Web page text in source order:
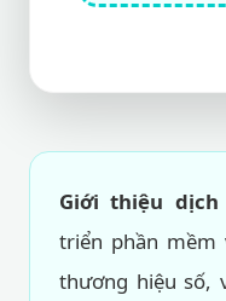
Giới thiệu dịch
triển phần mềm
thương hiệu số,